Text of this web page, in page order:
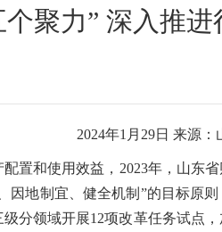
个聚力” 深入推
2024年1月29日 来源：
和使用效益，2023年，山东
因地制宜、健全机制”的目标原
分领域开展12项改革任务试点